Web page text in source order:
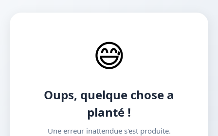
😅
Oups, quelque chose a
planté !
Une erreur inattendue s'est produite.